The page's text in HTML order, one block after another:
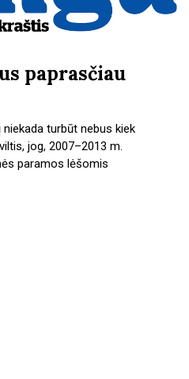
paprasčiau
turbūt nebus kiek
jog, 2007–2013 m.
paramos lėšomis